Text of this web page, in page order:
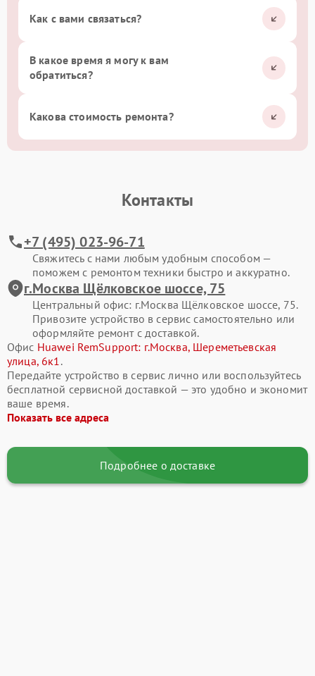
Как с вами связаться?
В какое время я могу к вам
обратиться?
Какова стоимость ремонта?
Контакты
+7 (495) 023-96-71
Свяжитесь с нами любым удобным способом —
поможем с ремонтом техники быстро и аккуратно.
г.Москва Щёлковское шоссе, 75
Центральный офис: г.Москва Щёлковское шоссе, 75.
Привозите устройство в сервис самостоятельно или
оформляйте ремонт с доставкой.
Офис Huawei RemSupport: г.Москва, Шереметьевская
улица, 6к1.
Передайте устройство в сервис лично или воспользуйтесь
бесплатной сервисной доставкой — это удобно и экономит
ваше время.
Показать все адреса
Подробнее о доставке